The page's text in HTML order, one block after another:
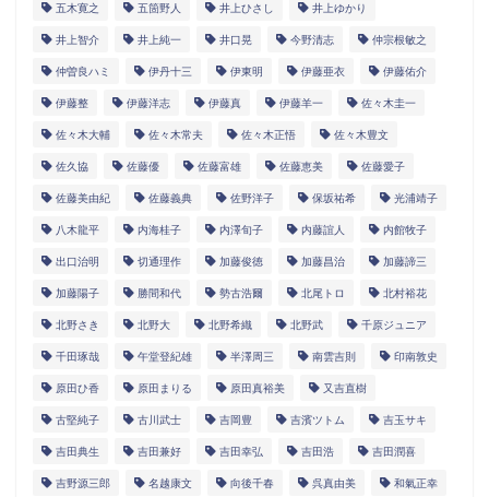
五木寛之 五箇野人 井上ひさし 井上ゆかり
井上智介 井上純一 井口晃 今野清志 仲宗根敏之
仲曽良ハミ 伊丹十三 伊東明 伊藤亜衣 伊藤佑介
伊藤整 伊藤洋志 伊藤真 伊藤羊一 佐々木圭一
佐々木大輔 佐々木常夫 佐々木正悟 佐々木豊文
佐久協 佐藤優 佐藤富雄 佐藤恵美 佐藤愛子
佐藤美由紀 佐藤義典 佐野洋子 保坂祐希 光浦靖子
八木龍平 内海桂子 内澤旬子 内藤誼人 内館牧子
出口治明 切通理作 加藤俊徳 加藤昌治 加藤諦三
加藤陽子 勝間和代 勢古浩爾 北尾トロ 北村裕花
北野さき 北野大 北野希織 北野武 千原ジュニア
千田琢哉 午堂登紀雄 半澤周三 南雲吉則 印南敦史
原田ひ香 原田まりる 原田真裕美 又吉直樹
古堅純子 古川武士 吉岡豊 吉濱ツトム 吉玉サキ
吉田典生 吉田兼好 吉田幸弘 吉田浩 吉田潤喜
吉野源三郎 名越康文 向後千春 呉真由美 和氣正幸